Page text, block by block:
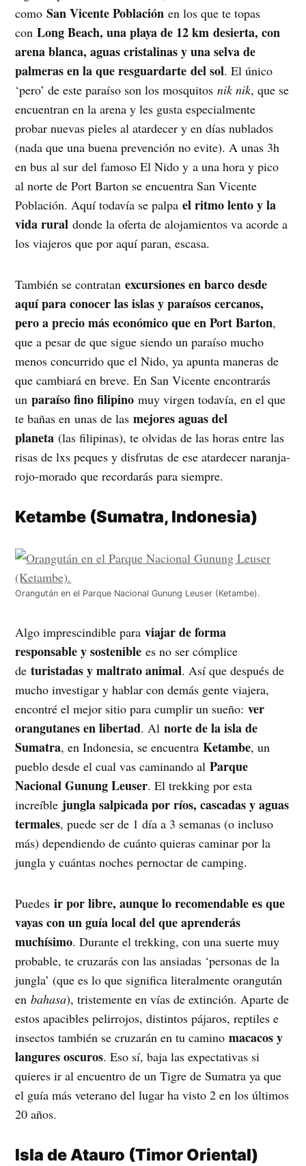
comoSan Vicente Población en los que te topas
con Long Beach, una playa de 12 km desierta, con
arena blanca, aguas cristalinas y una selva de
palmeras en la que resguardarte del sol. El único
‘pero’ de este paraíso son los mosquitosnik nik, que se
encuentran en la arena y les gusta especialmente
probar nuevas pieles al atardecer y en días nublados
(nada que una buena prevención no evite). A unas 3h
en bus al sur del famoso El Nido y a una hora y pico
al norte de Port Barton se encuentra San Vicente
Población. Aquí todavía se palpael ritmo lento y la
vida rural donde la oferta de alojamientos va acorde a
los viajeros que por aquí paran, escasa.
También se contratanexcursiones en barco desde
aquí para conocer las islas y paraísos cercanos,
pero a precio más económico que en Port Barton,
que a pesar de que sigue siendo un paraíso mucho
menos concurrido que el Nido, ya apunta maneras de
que cambiará en breve. En San Vicente encontrarás
unparaíso fino filipino muy virgen todavía, en el que
te bañas en unas de lasmejores aguas del
planeta (las filipinas), te olvidas de las horas entre las
risas de lxs peques y disfrutas de ese atardecer naranja-
rojo-morado que recordarás para siempre.
Ketambe (Sumatra, Indonesia)
Orangután en el Parque Nacional Gunung Leuser (Ketambe).
Algo imprescindible paraviajar de forma
responsable y sostenible es no ser cómplice
deturistadas y maltrato animal. Así que después de
mucho investigar y hablar con demás gente viajera,
encontré el mejor sitio para cumplir un sueño:ver
orangutanes en libertad. Alnorte de la isla de
Sumatra, en Indonesia, se encuentraKetambe, un
pueblo desde el cual vas caminando alParque
Nacional Gunung Leuser. El trekking por esta
increíble jungla salpicada por ríos, cascadas y aguas
termales, puede ser de 1 día a 3 semanas (o incluso
más) dependiendo de cuánto quieras caminar por la
jungla y cuántas noches pernoctar de camping.
Puedesir por libre, aunque lo recomendable es que
vayas con un guía local del que aprenderás
muchísimo. Durante el trekking, con una suerte muy
probable, te cruzarás con las ansiadas ‘personas de la
jungla’ (que es lo que significa literalmente orangután
enbahasa), tristemente en vías de extinción. Aparte de
estos apacibles pelirrojos, distintos pájaros, reptiles e
insectos también se cruzarán en tu caminomacacos y
langures oscuros. Eso sí, baja las expectativas si
quieres ir al encuentro de un Tigre de Sumatra ya que
el guía más veterano del lugar ha visto 2 en los últimos
20 años.
Isla de Atauro (Timor Oriental)